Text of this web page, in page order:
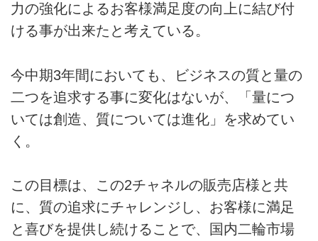
力の強化によるお客様満足度の向上に結び付
ける事が出来たと考えている。
今中期3年間においても、ビジネスの質と量の
二つを追求する事に変化はないが、「量につ
いては創造、質については進化」を求めてい
く。
この目標は、この2チャネルの販売店様と共
に、質の追求にチャレンジし、お客様に満足
と喜びを提供し続けることで、国内二輪市場